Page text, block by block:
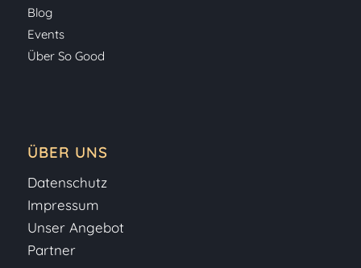
Blog
Events
Über So Good
ÜBER UNS
Datenschutz
Impressum
Unser Angebot
Partner